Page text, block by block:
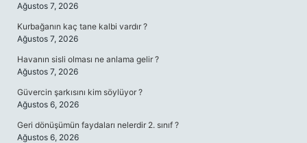
Ağustos 7, 2026
Kurbağanın kaç tane kalbi vardır ?
Ağustos 7, 2026
Havanın sisli olması ne anlama gelir ?
Ağustos 7, 2026
Güvercin şarkısını kim söylüyor ?
Ağustos 6, 2026
Geri dönüşümün faydaları nelerdir 2. sınıf ?
Ağustos 6, 2026